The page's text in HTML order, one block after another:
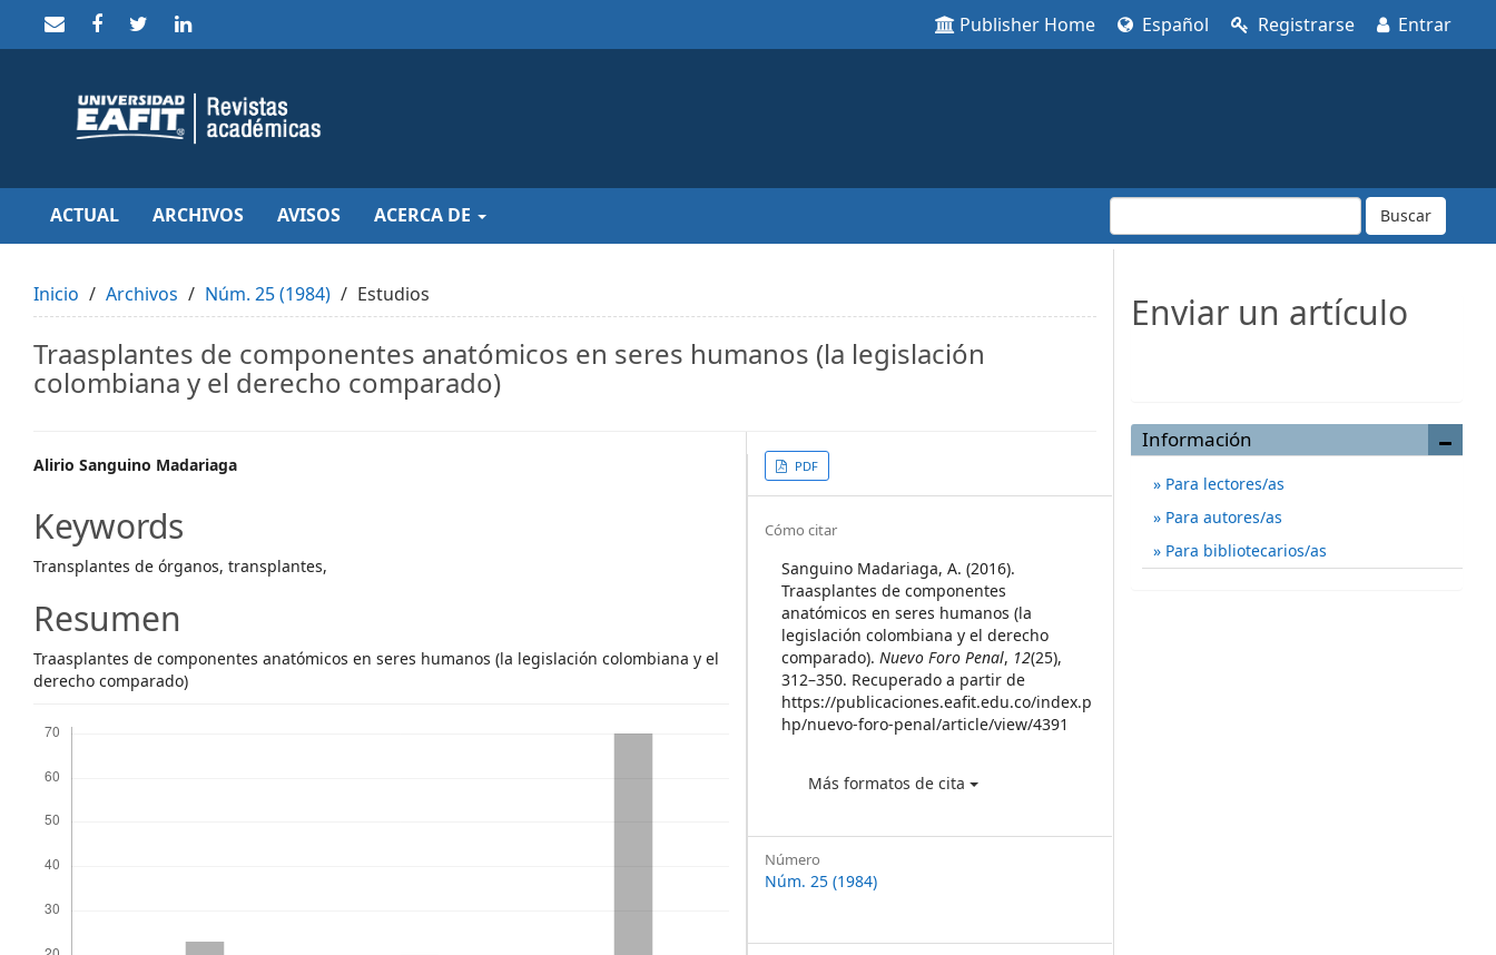
to
Main
Navigation
Content
Sidebar
Publisher Home Español Registrarse Entrar
ACTUAL ARCHIVOS AVISOS ACERCA DE Buscar
Inicio Archivos Núm. 25 (1984) Estudios
Traasplantes de componentes anatómicos en seres humanos (la legislación
colombiana y el derecho comparado)
Main
Article
Content
Alirio Sanguino Madariaga
Keywords
Transplantes de órganos, transplantes,
Resumen
Traasplantes de componentes anatómicos en seres humanos (la legislación colombiana y el
derecho comparado)
Article
Sidebar
PDF
Article
Details
Cómo citar
Sanguino Madariaga, A. (2016).
Traasplantes de componentes
anatómicos en seres humanos (la
legislación colombiana y el derecho
comparado).Nuevo Foro Penal, 12(25),
312–350. Recuperado a partir de
https://publicaciones.eafit.edu.co/index.p
hp/nuevo-foro-penal/article/view/4391
Más formatos de cita
Número
Núm. 25 (1984)
Enviar un artículo
Información
Para lectores/as
Para autores/as
Para bibliotecarios/as